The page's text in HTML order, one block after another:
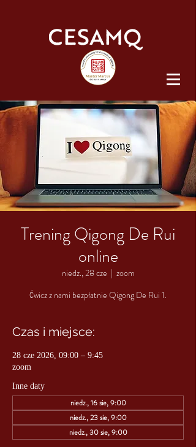
Trening Qigong De Rui
online
niedz., 28 cze
  |
zoom
Ćwicz z nami bezpłatnie Qigong De Rui 1.
Czas i miejsce:
28 cze 2026, 09:00 – 9:45
zoom
Inne daty
niedz., 16 sie, 9:00
niedz., 23 sie, 9:00
niedz., 30 sie, 9:00